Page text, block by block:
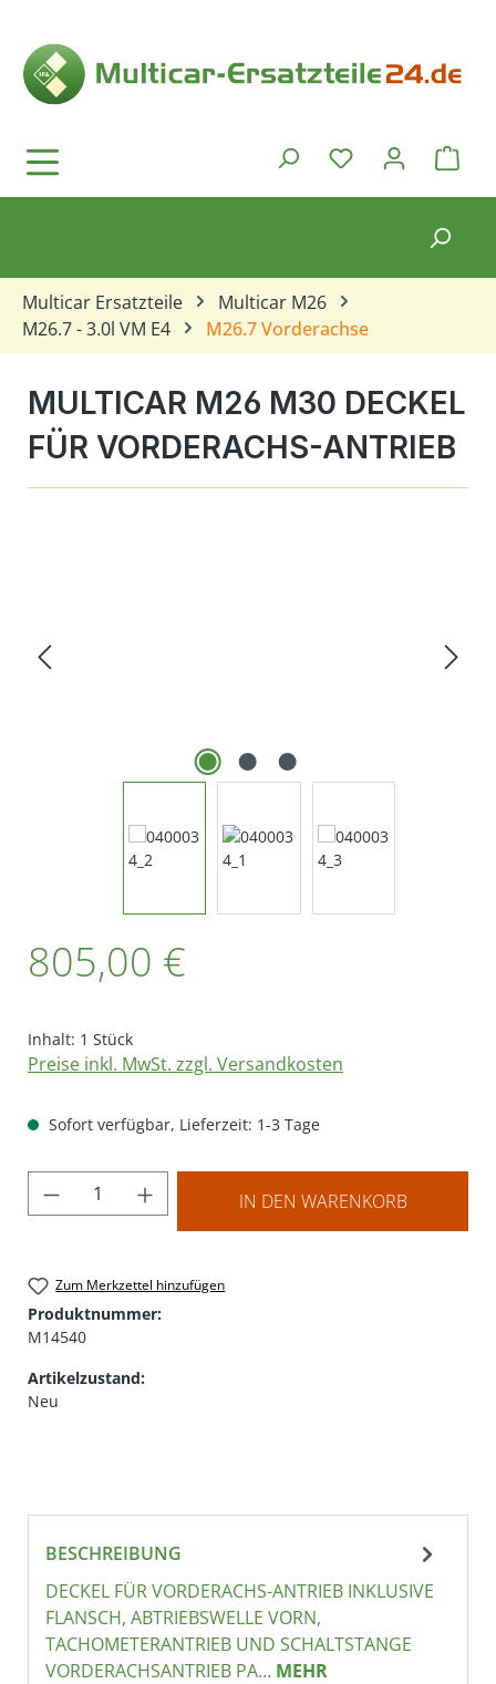
Du hast 0
Multicar Ersatzteile
Multicar M26
M26.7 - 3.0l VM E4
M26.7 Vorderachse
MULTICAR M26 M30 DECKEL
FÜR VORDERACHS-ANTRIEB
805,00 €
Inhalt: 1 Stück
Preise inkl. MwSt. zzgl. Versandkosten
Sofort verfügbar, Lieferzeit: 1-3 Tage
Produkt Anzahl: Gib den gewünschten
IN DEN WARENKORB
Zum Merkzettel hinzufügen
Produktnummer:
M14540
Artikelzustand:
Neu
BESCHREIBUNG
DECKEL FÜR VORDERACHS-ANTRIEB INKLUSIVE
FLANSCH, ABTRIEBSWELLE VORN,
TACHOMETERANTRIEB UND SCHALTSTANGE
VORDERACHSANTRIEB PA… MEHR